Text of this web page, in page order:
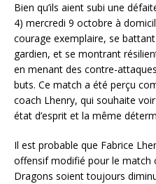
Bien qu’ils aient subi une
4) mercredi 9 octobre à
courage exemplaire, se
gardien, et se montrant
en menant des contre-
buts. Ce match a été perçu
coach Lhenry, qui souhaite
état d’esprit et la même
Il est probable que Fabrice
offensif modifié pour le match
Dragons soient toujours